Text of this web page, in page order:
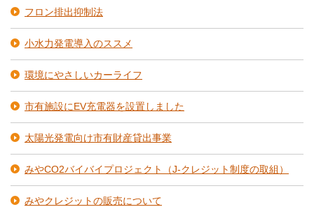
フロン排出抑制法
小水力発電導入のススメ
環境にやさしいカーライフ
市有施設にEV充電器を設置しました
太陽光発電向け市有財産貸出事業
みやCO2バイバイプロジェクト（J-クレジット制度の取組）
みやクレジットの販売について